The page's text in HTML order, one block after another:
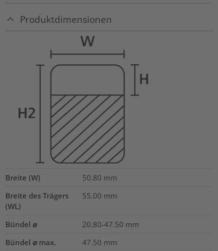
Produktdimensionen
Breite (W) 50.80 mm
Breite des Trägers
(WL)
55.00 mm
Bündel ⌀ 20.80-47.50 mm
Bündel ⌀ max.
47.50 mm